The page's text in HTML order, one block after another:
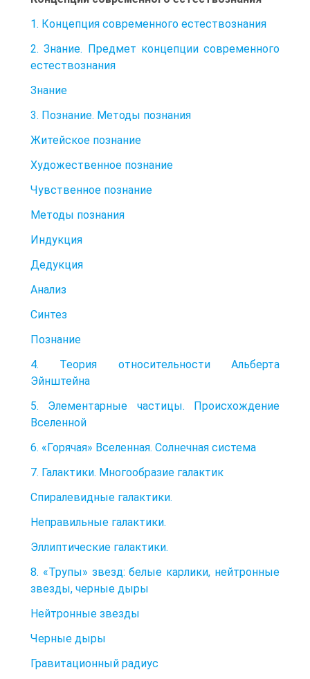
1. Концепция современного естествознания
2. Знание. Предмет концепции современного
естествознания
Знание
3. Познание. Методы познания
Житейское познание
Художественное познание
Чувственное познание
Методы познания
Индукция
Дедукция
Анализ
Синтез
Познание
4. Теория относительности Альберта
Эйнштейна
5. Элементарные частицы. Происхождение
Вселенной
6. «Горячая» Вселенная. Солнечная система
7. Галактики. Многообразие галактик
Спиралевидные галактики.
Неправильные галактики.
Эллиптические галактики.
8. «Трупы» звезд: белые карлики, нейтронные
звезды, черные дыры
Нейтронные звезды
Черные дыры
Гравитационный радиус